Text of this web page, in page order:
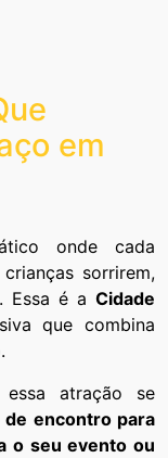
em
onde cada
sorrirem,
Essa é aCidade
que combina
atração se
de encontro para
o seu evento ou